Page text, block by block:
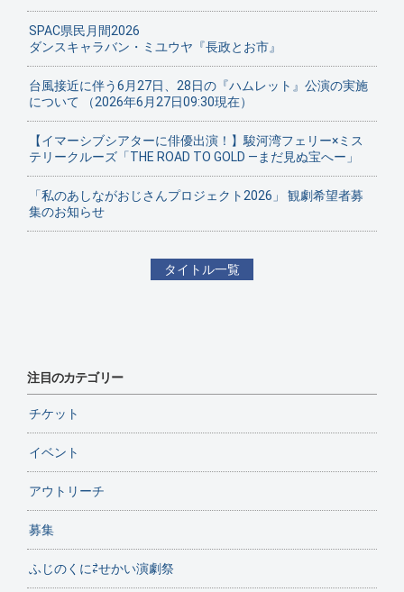
SPAC県民月間2026
ダンスキャラバン・ミユウヤ『長政とお市』
台風接近に伴う6月27日、28日の『ハムレット』公演の実施
について （2026年6月27日09:30現在）
【イマーシブシアターに俳優出演！】駿河湾フェリー×ミス
テリークルーズ「THE ROAD TO GOLD ―まだ見ぬ宝へー」
「私のあしながおじさんプロジェクト2026」 観劇希望者募
集のお知らせ
タイトル一覧
注目のカテゴリー
チケット
イベント
アウトリーチ
募集
ふじのくに⇄せかい演劇祭